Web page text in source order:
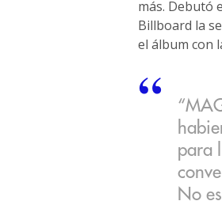
más. Debutó
Billboard la
el álbum con
para
No